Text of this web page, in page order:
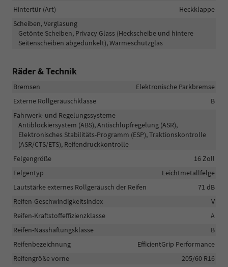
Hintertür (Art)
Heckklappe
Scheiben, Verglasung
Getönte Scheiben, Privacy Glass (Heckscheibe und hintere
Seitenscheiben abgedunkelt), Wärmeschutzglas
Räder & Technik
Bremsen
Elektronische Parkbremse
Externe Rollgeräuschklasse
B
Fahrwerk- und Regelungssysteme
Antiblockiersystem (ABS), Antischlupfregelung (ASR),
Elektronisches Stabilitäts-Programm (ESP), Traktionskontrolle
(ASR/CTS/ETS), Reifendruckkontrolle
Felgengröße
16 Zoll
Felgentyp
Leichtmetallfelge
Lautstärke externes Rollgeräusch der Reifen
71 dB
Reifen-Geschwindigkeitsindex
V
Reifen-Kraftstoffeffizienzklasse
A
Reifen-Nasshaftungsklasse
B
Reifenbezeichnung
EfficientGrip Performance
Reifengröße vorne
205/60 R16